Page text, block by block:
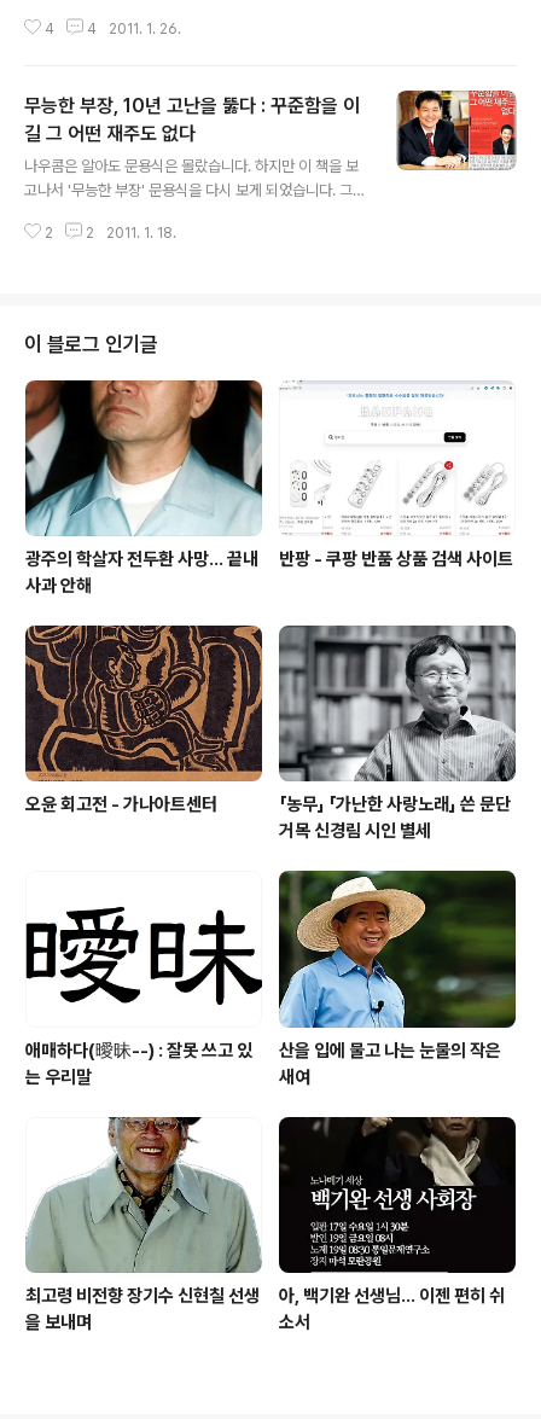
로 이 책은 마무리 합니다. 창업이란 말처럼 쉽지도 그렇다
래서 스토리텔러가 공저로 되어있는 이유를 이해했습니다.
이해하기 쉬운 기획과 구성이 흥미롭게 진행되어 읽기는
편하고 많은 멘토를 만나게 합니다. 일반적인 창업스토리
는 많이 있습니다. 하지만 책은 '창업스토리'라는 말보다는
책에도 나왔지만 '멘토'를 강조하는 것이 현실감나게 합니
다. 즉 그들의 창업스토리를 알려주고 싶다기 보다는 (같은
4 4 2011. 1. 26.
무능한 부장, 10년 고난을 뚫다 : 꾸준함을 이
길 그 어떤 재주도 없다
나우콤은 알아도 문용식은 몰랐습니다. 하지만 이 책을 보
고나서 '무능한 부장' 문용식을 다시 보게 되었습니다. 그의
다. 선견지명의 반대말이 있어요. 이것 역시 사자성어인데
합니다. 처음에는 무던한 성격이라고 쉽게 생각했습니다.
하지만 끝까지 책을 읽고나니 10년이라는 세월에 대한 집
착(?)의 결과라는 것을 알게 되었습니다. 나는 이렇게 현장
형으로 일했고 그 경험을 바탕으로 나중에 업무 배분의 33
3원칙이라는 것을 만들었다. 자신의 에너지와 시간을 고유
업무에 3, 조직관리 3, 나머지..
2 2 2011. 1. 18.
이 블로그 인기글
광주의 학살자 전두환 사망... 끝내
사과 안해
반팡 - 쿠팡 반품 상품 검색 사이트
오윤 회고전 - 가나아트센터
「농무」 「가난한 사랑노래」 쓴 문단
거목 신경림 시인 별세
애매하다(曖昧--) : 잘못 쓰고 있
는 우리말
산을 입에 물고 나는 눈물의 작은
새여
최고령 비전향 장기수 신현칠 선생
을 보내며
아, 백기완 선생님... 이젠 편히 쉬
소서